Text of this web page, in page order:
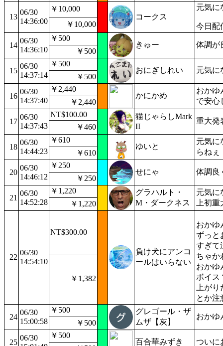
13
06/30
14:36:00
￥10,000
コークス
元気に
今日配
￥10,000
14
06/30
14:36:10
￥500
きゅー 体調が
￥500
15
06/30
14:37:14
￥500
おにぎしれい 元気
￥500
16
06/30
14:37:40
￥2,440
かにかめ
おかゆ
で安心
￥2,440
17
06/30
14:37:43
NT$100.00
猫じゃらしMark
II
重大発
￥460
18
06/30
14:44:23
￥610
ゆいと
元気に
らねぇ
￥610
20
06/30
14:46:12
￥250
せにゃ 体調良
￥250
21
06/30
14:52:28
￥1,220
グラハルト・
M・ダークネス
元気に
上初
￥1,220
22
06/30
14:54:10
NT$300.00
負け犬にアンコ
ールはいらない
おかゆ
ずっと
すぎて
ちゃか
おかゆ
ボイス
上が
とか注
￥1,382
24
06/30
15:00:58
￥500
グレゴール・ザ
ムザ【灰】
おかゆ
￥500
25
06/30
￥500
百合華みずき ついに